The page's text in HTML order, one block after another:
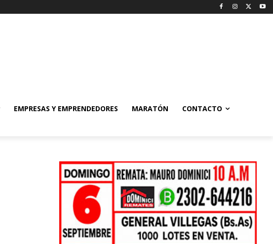
EMPRESAS Y EMPRENDEDORES MARATÓN CONTACTO